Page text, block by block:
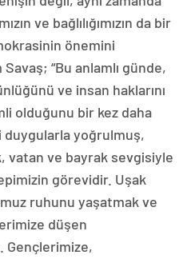
ve bağlılığımızın da bir
önemini
“Bu anlamlı günde,
ve insan haklarını
olduğunu bir kez daha
duygularla yoğrulmuş,
vatan ve bayrak sevgisiyle
görevidir. Uşak
ruhunu yaşatmak ve
düşen
Gençlerimize,